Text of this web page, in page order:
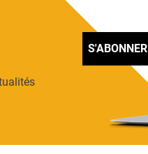
S'ABONNER